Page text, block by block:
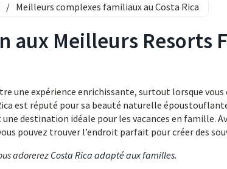
/ Meilleurs complexes familiaux au Costa Rica
aux Meilleurs Resorts
une expérience enrichissante, surtout lorsque vous
est réputé pour sa beauté naturelle
destination idéale pour les vacances en famille.
pouvez trouver l’endroit parfait pour créer des
adorerezCosta Rica adapté aux familles.